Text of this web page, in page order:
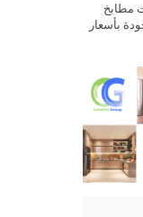
مطابخ
بأسعار